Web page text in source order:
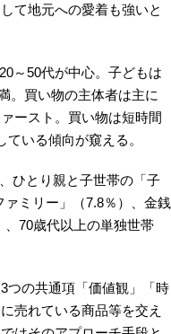
て地元への愛着も強いと
～50代が中心。子どもは
。買い物の主体者は主に
ースト。買い物は短時間
いる傾向が窺える。
ひとり親と子世帯の「子
ミリー」（7.8％）、金銭
70歳代以上の単独世帯
つの共通項「価値観」「時
売れている商品等を交え